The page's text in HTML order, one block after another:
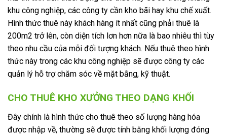
khu công nghiệp, các công ty cần kho bãi hay khu chế xuất.
Hình thức thuê này khách hàng ít nhất cũng phải thuê là
200m2 trở lên, còn diện tích lơn hơn nữa là bao nhiêu thì tùy
theo nhu cầu của mỗi đối tượng khách. Nếu thuê theo hình
thức này trong các khu công nghiệp sẽ được công ty các
quản lý hỗ trợ chăm sóc về mặt bằng, kỹ thuật.
CHO THUÊ KHO XƯỞNG THEO DẠNG KHỐI
Đây chính là hình thức cho thuê theo số lượng hàng hóa
được nhập về, thường sẽ được tính bằng khối lượng đóng